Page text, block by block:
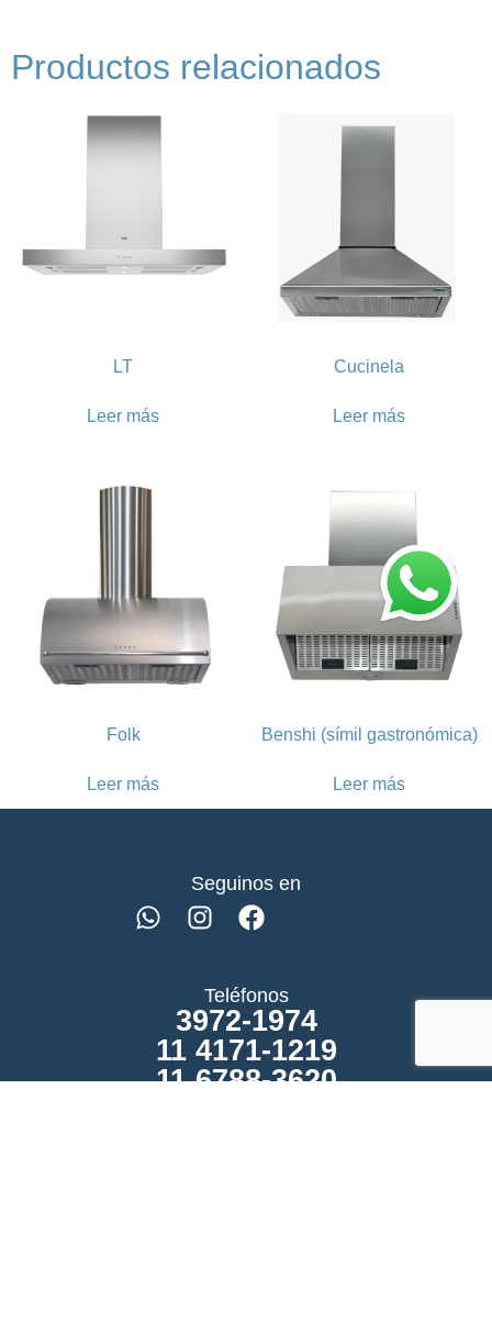
Productos relacionados
LT
Leer más
Cucinela
Leer más
Folk
Leer más
Benshi (símil gastronómica)
Leer más
Seguinos en
Teléfonos
3972-1974
11 4171-1219
11 6788-3620